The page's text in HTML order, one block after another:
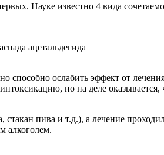
Науке известно 4 вида
ацетальдегида
ослабить эффект от
но на деле
пива и т.д.), а лечение
алкоголем.